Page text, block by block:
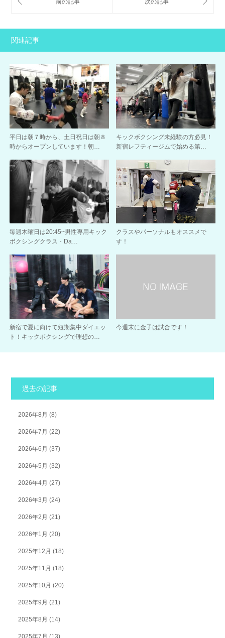
関連記事
平日は朝７時から、土日祝日は朝８
時からオープンしています！朝…
キックボクシング未経験の方必見！
新宿レフティージムで始める第…
毎週木曜日は20:45~男性専用キック
ボクシングクラス・Da…
クラスやパーソナルもオススメで
す！
新宿で夏に向けて短期集中ダイエッ
ト！キックボクシングで理想の…
今週末に金子は試合です！
過去の記事
2026年8月 (8)
2026年7月 (22)
2026年6月 (37)
2026年5月 (32)
2026年4月 (27)
2026年3月 (24)
2026年2月 (21)
2026年1月 (20)
2025年12月 (18)
2025年11月 (18)
2025年10月 (20)
2025年9月 (21)
2025年8月 (14)
2025年7月 (13)